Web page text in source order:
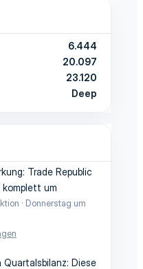
6.444
20.097
23.120
Deep
Trade Republic
komplett um
Donnerstag um
Diese